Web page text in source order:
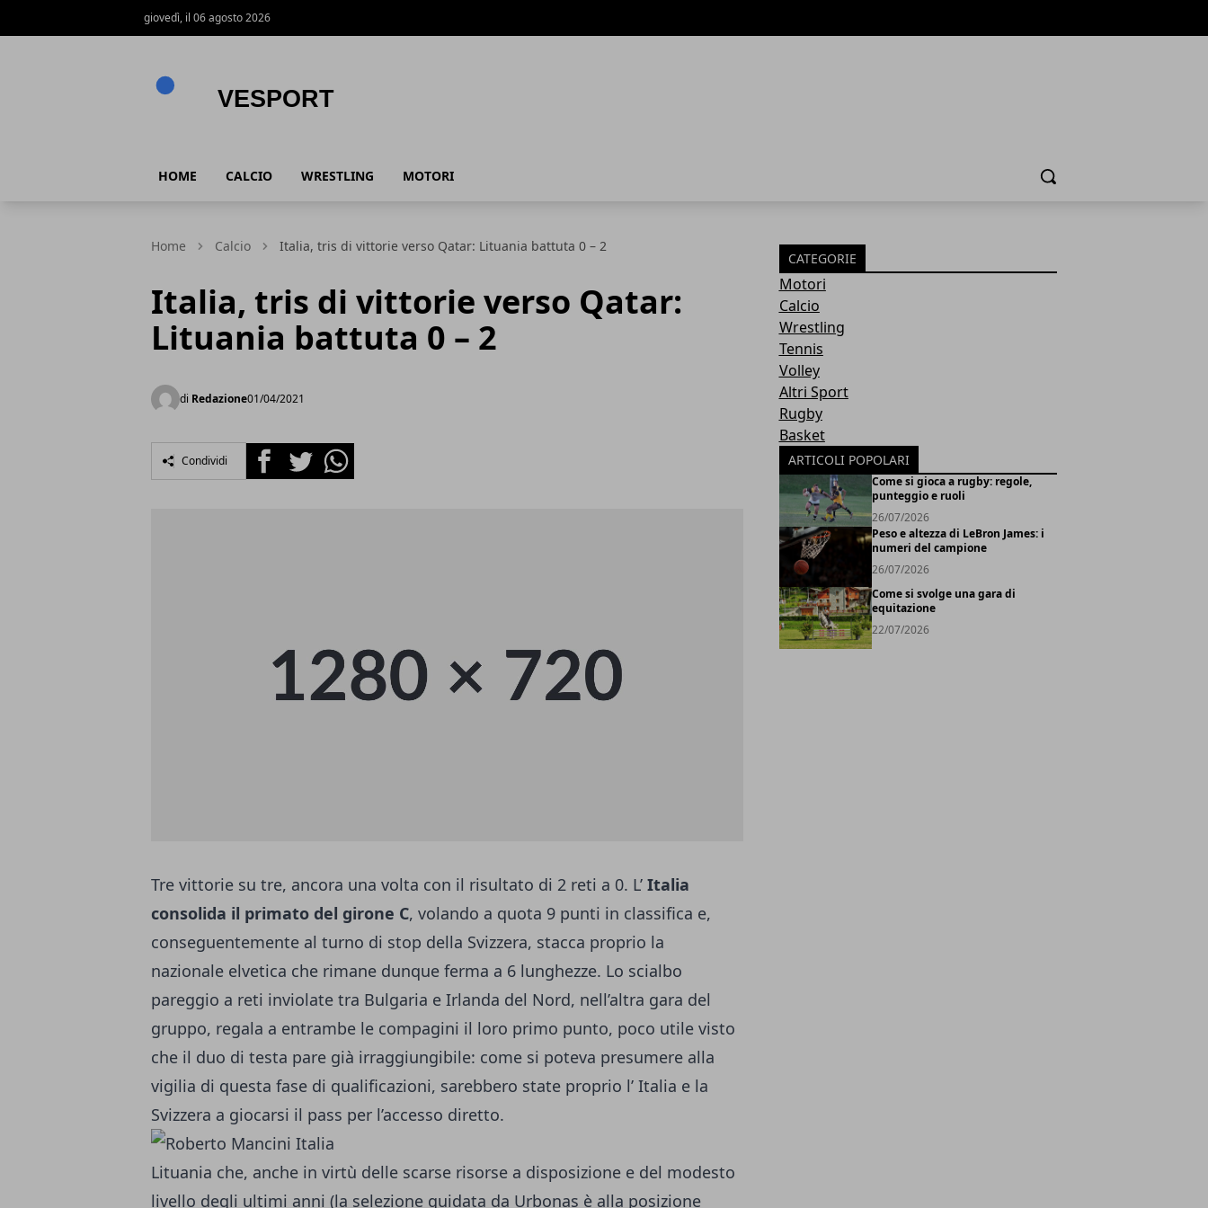
giovedì, il 06 agosto 2026
HOME CALCIO WRESTLING MOTORI Cerca
Home Calcio Italia, tris di vittorie verso Qatar: Lituania battuta 0 – 2
Italia, tris di vittorie verso Qatar:
Lituania battuta 0 – 2
di Redazione01/04/2021
Condividi FacebookTwitterWhatsapp
Tre vittorie su tre, ancora una volta con il risultato di 2 reti a 0. L’ Italia
consolida il primato del girone C, volando a quota 9 punti in classifica e,
conseguentemente al turno di stop della Svizzera, stacca proprio la
nazionale elvetica che rimane dunque ferma a 6 lunghezze. Lo scialbo
pareggio a reti inviolate tra Bulgaria e Irlanda del Nord, nell’altra gara del
gruppo, regala a entrambe le compagini il loro primo punto, poco utile visto
che il duo di testa pare già irraggiungibile: come si poteva presumere alla
vigilia di questa fase di qualificazioni, sarebbero state proprio l’ Italia e la
Svizzera a giocarsi il pass per l’accesso diretto.
Lituania che, anche in virtù delle scarse risorse a disposizione e del modesto
livello degli ultimi anni (la selezione guidata da Urbonas è alla posizione
CATEGORIE
Motori
Calcio
Wrestling
Tennis
Volley
Altri Sport
Rugby
Basket
ARTICOLI POPOLARI
Come si gioca a rugby: regole,
punteggio e ruoli
26/07/2026
Peso e altezza di LeBron James: i
numeri del campione
26/07/2026
Come si svolge una gara di
equitazione
22/07/2026